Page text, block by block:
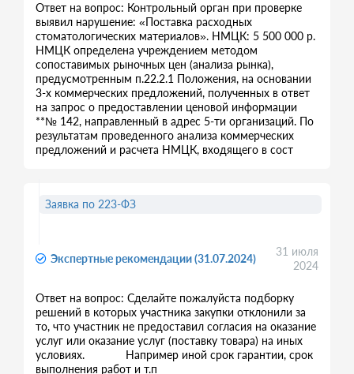
Ответ на вопрос: Контрольный орган при проверке
выявил нарушение: «Поставка расходных
стоматологических материалов». НМЦК: 5 500 000 р.
НМЦК определена учреждением методом
сопоставимых рыночных цен (анализа рынка),
предусмотренным п.22.2.1 Положения, на основании
3-х коммерческих предложений, полученных в ответ
на запрос о предоставлении ценовой информации
**№ 142, направленный в адрес 5-ти организаций. По
результатам проведенного анализа коммерческих
предложений и расчета НМЦК, входящего в сост
Экспертные рекомендации (31.07.2024)
31 июля
2024
Ответ на вопрос: Сделайте пожалуйста подборку
решений в которых участника закупки отклонили за
то, что участник не предоставил согласия на оказание
услуг или оказание услуг (поставку товара) на иных
условиях. Например иной срок гарантии, срок
выполнения работ и т.п
Заявка по 223-ФЗ